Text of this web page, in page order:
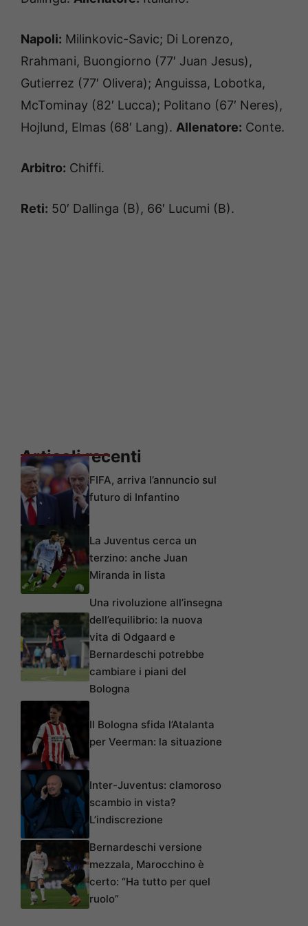
Napoli: Milinkovic-Savic; Di Lorenzo,
Rrahmani, Buongiorno (77′ Juan Jesus),
Gutierrez (77′ Olivera); Anguissa, Lobotka,
McTominay (82′ Lucca); Politano (67′ Neres),
Hojlund, Elmas (68′ Lang). Allenatore: Conte.
Arbitro: Chiffi.
Reti: 50′ Dallinga (B), 66′ Lucumi (B).
Articoli recenti
FIFA, arriva l’annuncio sul
futuro di Infantino
La Juventus cerca un
terzino: anche Juan
Miranda in lista
Una rivoluzione all’insegna
dell’equilibrio: la nuova
vita di Odgaard e
Bernardeschi potrebbe
cambiare i piani del
Bologna
Il Bologna sfida l’Atalanta
per Veerman: la situazione
Inter-Juventus: clamoroso
scambio in vista?
L’indiscrezione
Bernardeschi versione
mezzala, Marocchino è
certo: “Ha tutto per quel
ruolo”